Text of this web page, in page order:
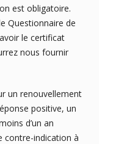
est obligatoire.
Questionnaire de
le certificat
nous fournir
un renouvellement
positive, un
d’un an
contre-indication à